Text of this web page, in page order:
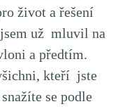
život a řešení
už mluvil na
a předtím.
kteří jste
se podle